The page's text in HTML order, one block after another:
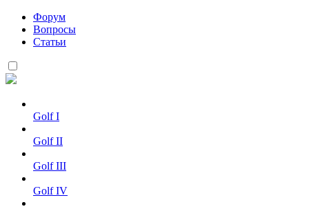
Форум
Вопросы
Статьи
Golf I
Golf II
Golf III
Golf IV